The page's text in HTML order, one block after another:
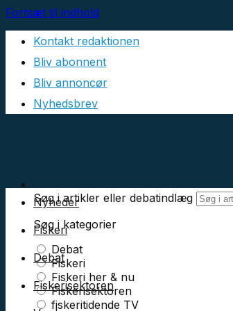
Fortsæt til indhold
Kontakt redaktionen
Bliv abonnent
Bliv annoncør
Nyhedsbrev
Søg i artikler eller debatindlæg
Søg i kategorier
Debat
Fiskeri
Fiskeri her & nu
Fiskerisektoren
fiskeritidende TV
Nyheder
Fiskeri
Debat
Fiskerisektoren